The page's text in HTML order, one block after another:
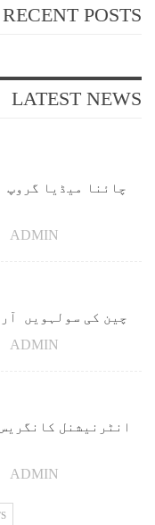
RECENT POSTS
LATEST NEWS
چائنا میڈیا گروپ
ADMIN
چین کی سولہویں
ADMIN
ADMIN